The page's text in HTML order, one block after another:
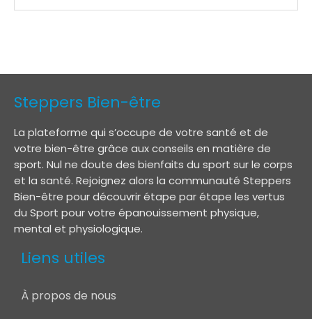
Steppers Bien-être
La plateforme qui s’occupe de votre santé et de
votre bien-être grâce aux conseils en matière de
sport. Nul ne doute des bienfaits du sport sur le corps
et la santé. Rejoignez alors la communauté Steppers
Bien-être pour découvrir étape par étape les vertus
du Sport pour votre épanouissement physique,
mental et physiologique.
Liens utiles
À propos de nous